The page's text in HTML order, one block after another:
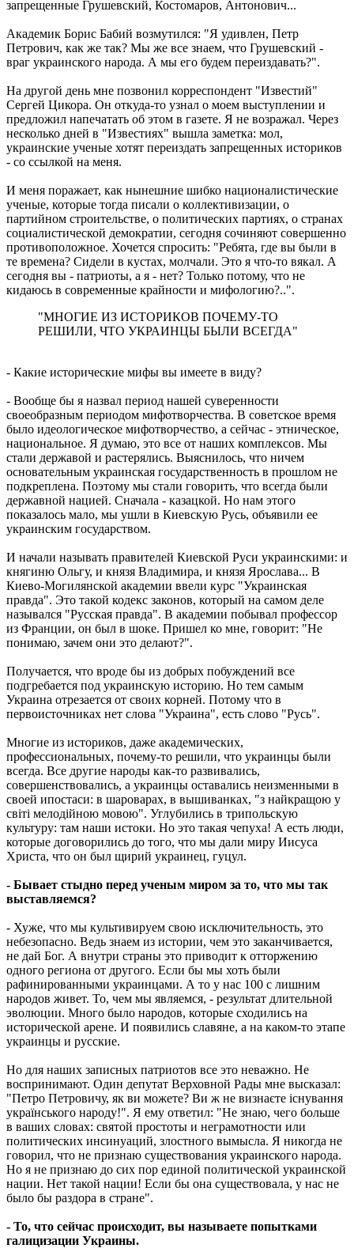
запрещенные Грушевский, Костомаров, Антонович...
Академик Борис Бабий возмутился: "Я удивлен, Петр
Петрович, как же так? Мы же все знаем, что Грушевский -
враг украинского народа. А мы его будем переиздавать?".
На другой день мне позвонил корреспондент "Известий"
Сергей Цикора. Он откуда-то узнал о моем выступлении и
предложил напечатать об этом в газете. Я не возражал. Через
несколько дней в "Известиях" вышла заметка: мол,
украинские ученые хотят переиздать запрещенных историков
- со ссылкой на меня.
И меня поражает, как нынешние шибко националистические
ученые, которые тогда писали о коллективизации, о
партийном строительстве, о политических партиях, о странах
социалистической демократии, сегодня сочиняют совершенно
противоположное. Хочется спросить: "Ребята, где вы были в
те времена? Сидели в кустах, молчали. Это я что-то вякал. А
сегодня вы - патриоты, а я - нет? Только потому, что не
кидаюсь в современные крайности и мифологию?..".
"МНОГИЕ ИЗ ИСТОРИКОВ ПОЧЕМУ-ТО
РЕШИЛИ, ЧТО УКРАИНЦЫ БЫЛИ ВСЕГДА"
- Какие исторические мифы вы имеете в виду?
- Вообще бы я назвал период нашей суверенности
своеобразным периодом мифотворчества. В советское время
было идеологическое мифотворчество, а сейчас - этническое,
национальное. Я думаю, это все от наших комплексов. Мы
стали державой и растерялись. Выяснилось, что ничем
основательным украинская государственность в прошлом не
подкреплена. Поэтому мы стали говорить, что всегда были
державной нацией. Сначала - казацкой. Но нам этого
показалось мало, мы ушли в Киевскую Русь, объявили ее
украинским государством.
И начали называть правителей Киевской Руси украинскими: и
княгиню Ольгу, и князя Владимира, и князя Ярослава... В
Киево-Могилянской академии ввели курс "Украинская
правда". Это такой кодекс законов, который на самом деле
назывался "Русская правда". В академии побывал профессор
из Франции, он был в шоке. Пришел ко мне, говорит: "Не
понимаю, зачем они это делают?".
Получается, что вроде бы из добрых побуждений все
подгребается под украинскую историю. Но тем самым
Украина отрезается от своих корней. Потому что в
первоисточниках нет слова "Украина", есть слово "Русь".
Многие из историков, даже академических,
профессиональных, почему-то решили, что украинцы были
всегда. Все другие народы как-то развивались,
совершенствовались, а украинцы оставались неизменными в
своей ипостаси: в шароварах, в вышиванках, "з найкращою у
свiтi мелодiйною мовою". Углубились в трипольскую
культуру: там наши истоки. Но это такая чепуха! А есть люди,
которые договорились до того, что мы дали миру Иисуса
Христа, что он был щирий украинец, гуцул.
- Бывает стыдно перед ученым миром за то, что мы так
выставляемся?
- Хуже, что мы культивируем свою исключительность, это
небезопасно. Ведь знаем из истории, чем это заканчивается,
не дай Бог. А внутри страны это приводит к отторжению
одного региона от другого. Если бы мы хоть были
рафинированными украинцами. А то у нас 100 с лишним
народов живет. То, чем мы являемся, - результат длительной
эволюции. Много было народов, которые сходились на
исторической арене. И появились славяне, а на каком-то этапе
украинцы и русские.
Но для наших записных патриотов все это неважно. Не
воспринимают. Один депутат Верховной Рады мне высказал:
"Петро Петровичу, як ви можете? Ви ж не визнаєте iснування
українського народу!". Я ему ответил: "Не знаю, чего больше
в ваших словах: святой простоты и неграмотности или
политических инсинуаций, злостного вымысла. Я никогда не
говорил, что не признаю существования украинского народа.
Но я не признаю до сих пор единой политической украинской
нации. Нет такой нации! Если бы она существовала, у нас не
было бы раздора в стране".
- То, что сейчас происходит, вы называете попытками
галицизации Украины.